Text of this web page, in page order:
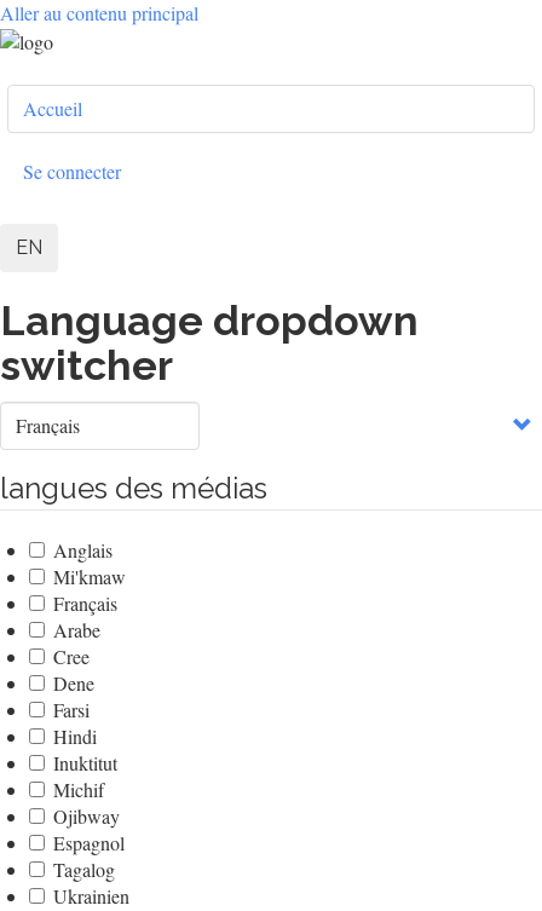
Aller au contenu principal
User
account
menu
Accueil
Se connecter
EN
Language dropdown
switcher
Select
your
langues des médias
Anglais
Mi'kmaw
Français
Arabe
Cree
Dene
Farsi
Hindi
Inuktitut
Michif
Ojibway
Espagnol
Tagalog
Ukrainien